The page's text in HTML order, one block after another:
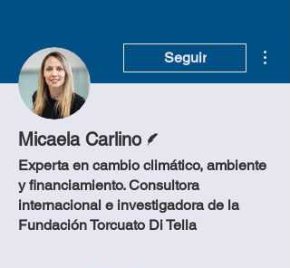
Seguir
Micaela Carlino
Experta en cambio climático, ambiente
y financiamiento. Consultora
internacional e investigadora de la
Fundación Torcuato Di Tella